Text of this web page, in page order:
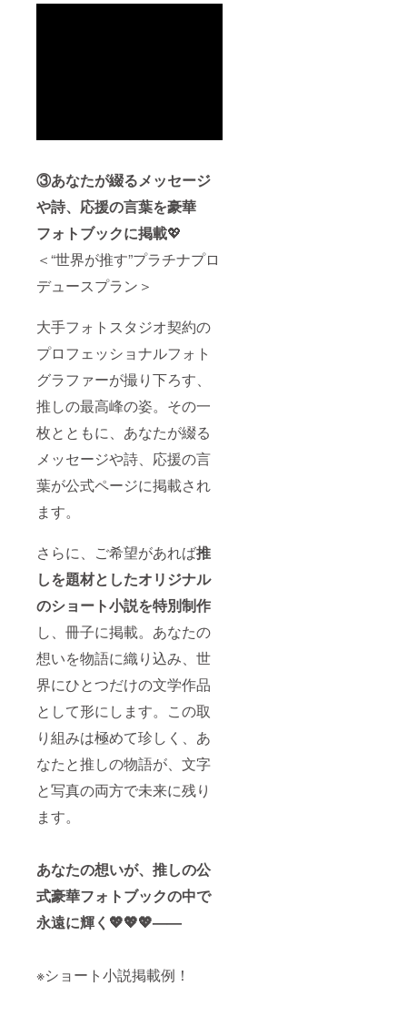
③あなたが綴るメッセージ
や詩、応援の言葉を豪華
フォトブックに掲載💖
＜“世界が推す”プラチナプロ
デュースプラン＞
大手フォトスタジオ契約の
プロフェッショナルフォト
グラファーが撮り下ろす、
推しの最高峰の姿。その一
枚とともに、あなたが綴る
メッセージや詩、応援の言
葉が公式ページに掲載され
ます。
さらに、ご希望があれば推
しを題材としたオリジナル
のショート小説を特別制作
し、冊子に掲載。あなたの
想いを物語に織り込み、世
界にひとつだけの文学作品
として形にします。この取
り組みは極めて珍しく、あ
なたと推しの物語が、文字
と写真の両方で未来に残り
ます。
あなたの想いが、推しの公
式豪華フォトブックの中で
永遠に輝く💖💖💖——
※ショート小説掲載例！